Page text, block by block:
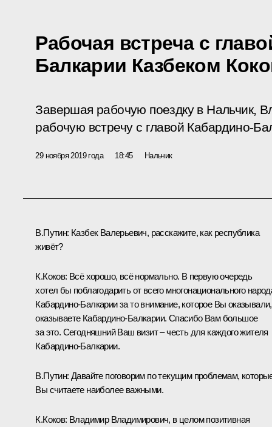
Рабочая встреча с
Балкарии Казбеком
Завершая рабочую поездку в Нальчик,
рабочую встречу с главой Кабардино-
29 ноября 2019 года 18:45 Нальчик
В.Путин: Казбек Валерьевич, расскажите, как республика
живёт?
К.Коков: Всё хорошо, всё нормально. В первую очередь
хотел бы поблагодарить от всего многонационального
Кабардино-Балкарии за то внимание, которое Вы оказывали,
оказываете Кабардино-Балкарии. Спасибо Вам большое
за это. Сегодняшний Ваш визит – честь для каждого жителя
Кабардино-Балкарии.
В.Путин: Давайте поговорим по текущим проблемам,
Вы считаете наиболее важными.
К.Коков: Владимир Владимирович, в целом позитивная